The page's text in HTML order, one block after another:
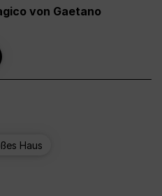
von Gaetano
Haus